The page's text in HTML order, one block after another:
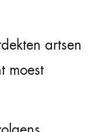
artsen
moest